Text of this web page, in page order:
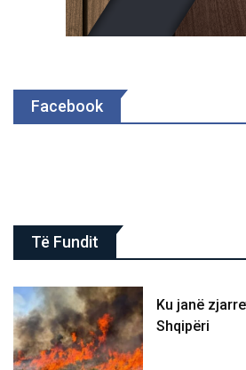
Facebook
Të Fundit
Ku janë
Shqipëri